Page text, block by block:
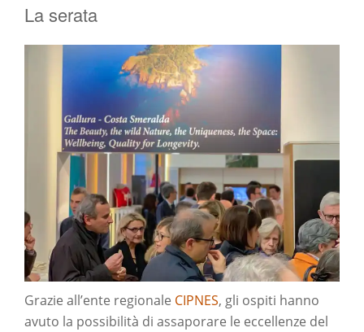
La serata
Grazie all’ente regionale CIPNES, gli ospiti hanno
avuto la possibilità di assaporare le eccellenze del